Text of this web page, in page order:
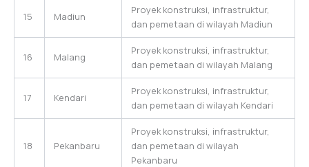
15 Madiun
Proyek konstruksi, infrastruktur,
dan pemetaan di wilayah Madiun
16 Malang
Proyek konstruksi, infrastruktur,
dan pemetaan di wilayah Malang
17 Kendari
Proyek konstruksi, infrastruktur,
dan pemetaan di wilayah Kendari
18 Pekanbaru
Proyek konstruksi, infrastruktur,
dan pemetaan di wilayah
Pekanbaru